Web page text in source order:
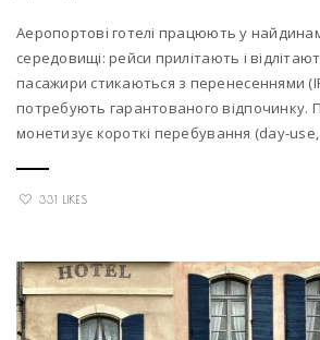
Аеропортові готелі працюють у
середовищі: рейси прилітають і
пасажири стикаються з перенесеннями
потребують гарантованого відпочинку.
монетизує короткі перебування (day-
331 LIKES